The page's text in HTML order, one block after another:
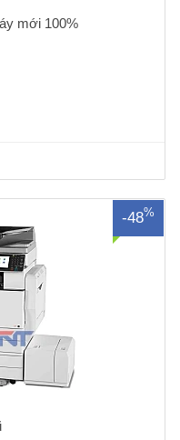
mới 100%
-48%
mạng) là dòng máy cũ
NĂNG SAO CHỤPQuét,
độ sao chụp: 50 trang/